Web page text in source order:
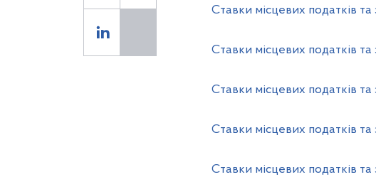
Cтавки місцевих податків та
Cтавки місцевих податків та
Cтавки місцевих податків та
Cтавки місцевих податків та
Cтавки місцевих податків та